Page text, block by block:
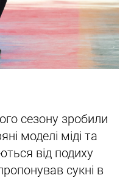
сезону зробили
моделі міді та
від подиху
сукні в